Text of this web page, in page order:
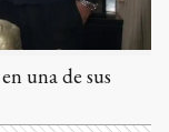
una de sus